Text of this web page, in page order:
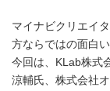
マイナビクリエイ
方ならではの面白
今回は、KLab株式
涼輔氏、株式会社